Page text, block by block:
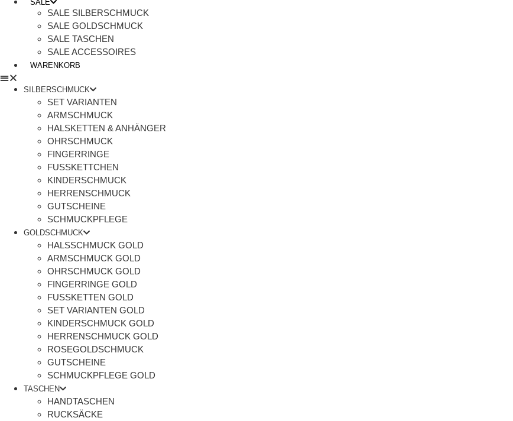
SALE
SALE SILBERSCHMUCK
SALE GOLDSCHMUCK
SALE TASCHEN
SALE ACCESSOIRES
WARENKORB
SILBERSCHMUCK
SET VARIANTEN
ARMSCHMUCK
HALSKETTEN & ANHÄNGER
OHRSCHMUCK
FINGERRINGE
FUSSKETTCHEN
KINDERSCHMUCK
HERRENSCHMUCK
GUTSCHEINE
SCHMUCKPFLEGE
GOLDSCHMUCK
HALSSCHMUCK GOLD
ARMSCHMUCK GOLD
OHRSCHMUCK GOLD
FINGERRINGE GOLD
FUSSKETTEN GOLD
SET VARIANTEN GOLD
KINDERSCHMUCK GOLD
HERRENSCHMUCK GOLD
ROSEGOLDSCHMUCK
GUTSCHEINE
SCHMUCKPFLEGE GOLD
TASCHEN
HANDTASCHEN
RUCKSÄCKE